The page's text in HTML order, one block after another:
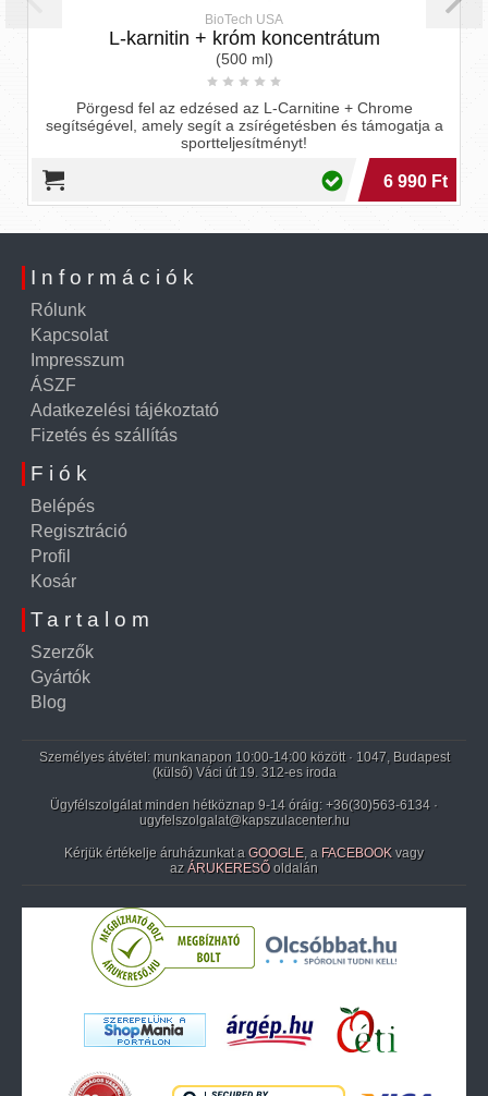
BioTech USA
L-karnitin + króm koncentrátum
(500 ml)
Pörgesd fel az edzésed az L-Carnitine + Chrome
segítségével, amely segít a zsírégetésben és támogatja a
sportteljesítményt!
6 990 Ft
Információk
Rólunk
Kapcsolat
Impresszum
ÁSZF
Adatkezelési tájékoztató
Fizetés és szállítás
Fiók
Belépés
Regisztráció
Profil
Kosár
Tartalom
Szerzők
Gyártók
Blog
Személyes átvétel: munkanapon 10:00-14:00 között · 1047, Budapest
(külső) Váci út 19. 312-es iroda
Ügyfélszolgálat minden hétköznap 9-14 óráig: +36(30)563-6134 ·
ugyfelszolgalat@kapszulacenter.hu
Kérjük értékelje áruházunkat a GOOGLE, a FACEBOOK vagy
az ÁRUKERESŐ oldalán